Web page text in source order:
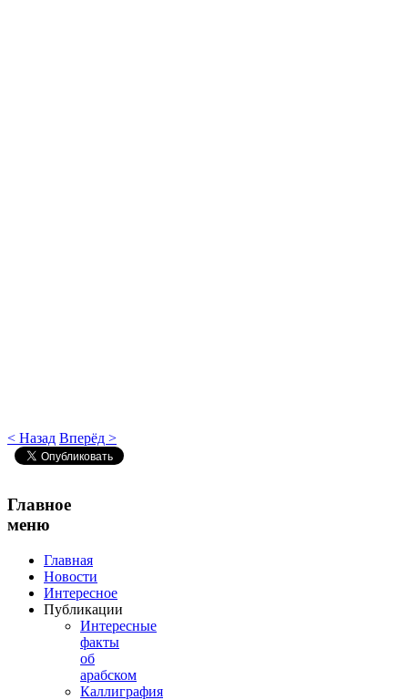
< Назад Вперёд >
Главное
меню
Главная
Новости
Интересное
Публикации
Интересные
факты
об
арабском
Каллиграфия